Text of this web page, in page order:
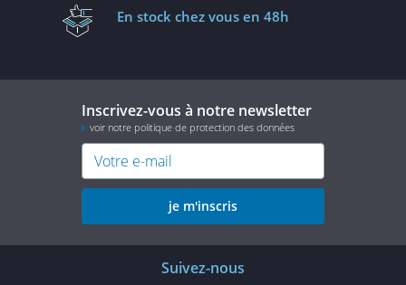
En stock chez vous en 48h
Inscrivez-vous à notre newsletter
voir notre politique de protection des données
je m'inscris
Suivez-nous